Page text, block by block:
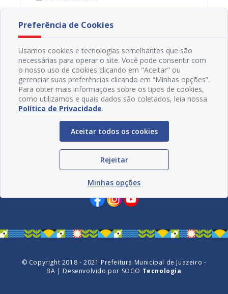
Redes Sociais
© Copyright 2018 - 2021 Prefeitura Municipal de Juazeiro -
BA | Desenvolvido por SOGO Tecnologia
Preferência de Cookies
Usamos cookies e tecnologias semelhantes que são
necessárias para operar o site. Você pode consentir com
o nosso uso de cookies clicando em "Aceitar" ou
gerenciar suas preferências clicando em “Minhas opções”.
Para obter mais informações sobre os tipos de cookies,
como utilizamos e quais dados são coletados, leia nossa
Política de Privacidade.
Aceitar todos os cookies
Rejeitar
Minhas opções